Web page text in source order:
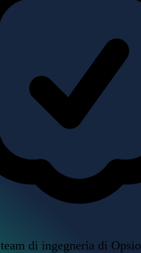
di ingegneria di Opsio